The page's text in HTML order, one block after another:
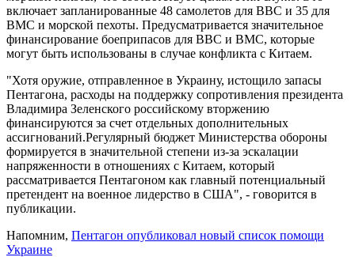
включает запланированные 48 самолетов для ВВС и 35 для
ВМС и морской пехоты. Предусматривается значительное
финансирование боеприпасов для ВВС и ВМС, которые
могут быть использованы в случае конфликта с Китаем.
"Хотя оружие, отправленное в Украину, истощило запасы
Пентагона, расходы на поддержку сопротивления президента
Владимира Зеленского российскому вторжению
финансируются за счет отдельных дополнительных
ассигнований.Регулярный бюджет Министерства обороны
формируется в значительной степени из-за эскалации
напряженности в отношениях с Китаем, который
рассматривается Пентагоном как главный потенциальный
претендент на военное лидерство в США", - говорится в
публикации.
Напомним, Пентагон опубликовал новый список помощи
Украине